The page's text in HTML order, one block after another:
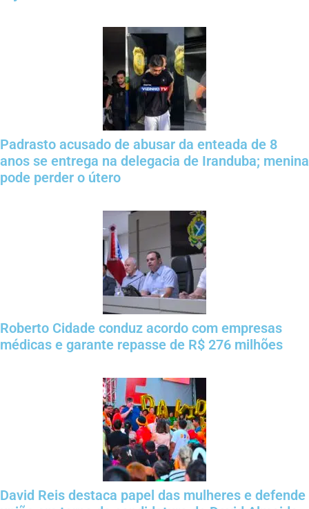
Padrasto acusado de abusar da enteada de 8
anos se entrega na delegacia de Iranduba; menina
pode perder o útero
Roberto Cidade conduz acordo com empresas
médicas e garante repasse de R$ 276 milhões
David Reis destaca papel das mulheres e defende